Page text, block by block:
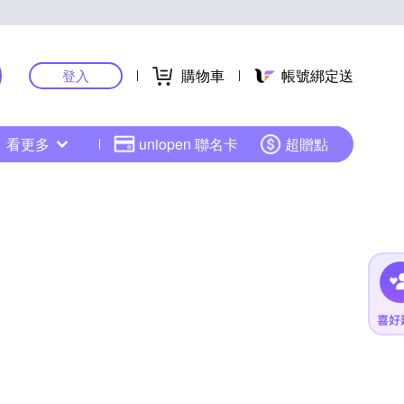
登入 購物車 帳號綁定送
看更多 uniopen 聯名卡 超贈點